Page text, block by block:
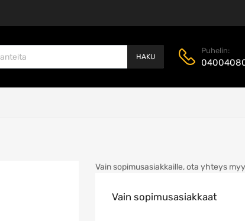
HAKU
Puhelin:
Vain sopimusasiakkaille, ota yhteys
Vain sopimusasiakkaat